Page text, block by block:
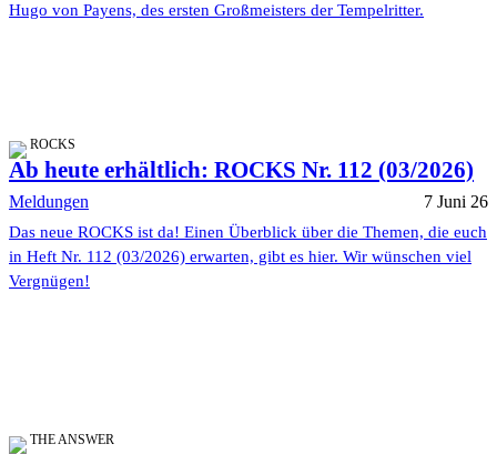
Hugo von Payens, des ersten Großmeisters der Tempelritter.
ROCKS
Ab heute erhältlich: ROCKS Nr. 112 (03/2026)
Meldungen 7 Juni 26
Das neue ROCKS ist da! Einen Überblick über die Themen, die euch
in Heft Nr. 112 (03/2026) erwarten, gibt es hier. Wir wünschen viel
Vergnügen!
THE ANSWER